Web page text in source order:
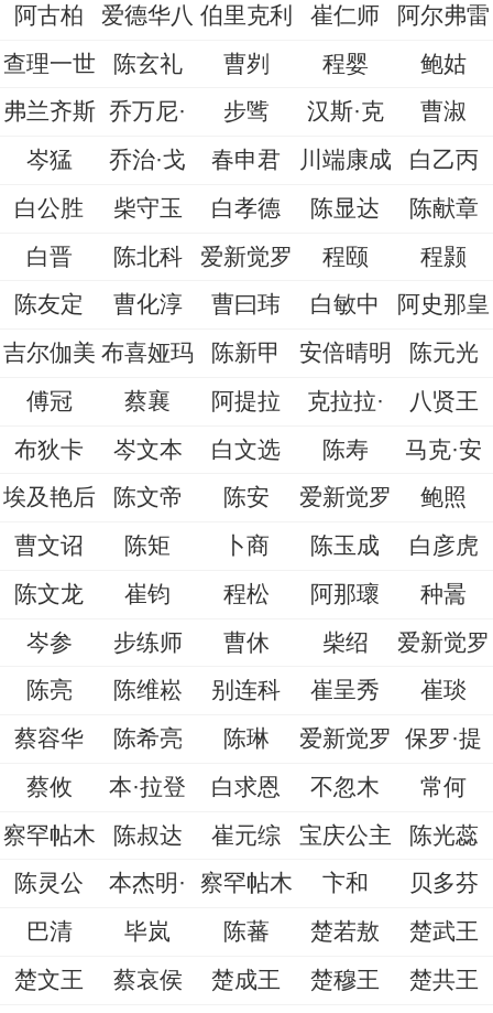
阿古柏
爱德华八 伯里克利 崔仁师
阿尔弗雷
查理一世
陈玄礼 曹刿 程婴
鲍姑
弗兰齐斯 乔万尼· 步骘 汉斯·克
曹淑
岑猛
乔治·戈 春申君 川端康成
白乙丙
白公胜
柴守玉 白孝德 陈显达
陈献章
白晋
陈北科 爱新觉罗 程颐
程颢
陈友定
曹化淳 曹曰玮 白敏中
阿史那皇
吉尔伽美 布喜娅玛 陈新甲 安倍晴明
陈元光
傅冠
蔡襄 阿提拉 克拉拉·
八贤王
布狄卡
岑文本 白文选 陈寿
马克·安
埃及艳后
陈文帝 陈安 爱新觉罗
鲍照
曹文诏
陈矩 卜商 陈玉成
白彦虎
陈文龙
崔钧 程松 阿那瓌
种暠
岑参
步练师 曹休 柴绍
爱新觉罗
陈亮
陈维崧 别连科 崔呈秀
崔琰
蔡容华
陈希亮 陈琳 爱新觉罗
保罗·提
蔡攸
本·拉登 白求恩 不忽木
常何
察罕帖木
陈叔达 崔元综 宝庆公主
陈光蕊
陈灵公
本杰明· 察罕帖木 卞和
贝多芬
巴清
毕岚 陈蕃 楚若敖
楚武王
楚文王
蔡哀侯 楚成王 楚穆王 楚共王